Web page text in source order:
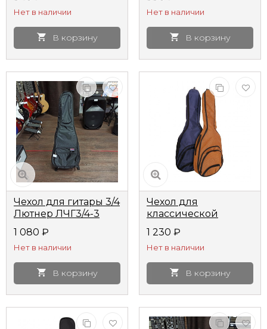
Нет в наличии
В корзину
Нет в наличии
В корзину
Чехол для гитары 3/4
Лютнер ЛЧГ3/4-3
1 080 ₽
Нет в наличии
В корзину
Чехол для
классической
ЛЧГКм2
1 230 ₽
Нет в наличии
В корзину